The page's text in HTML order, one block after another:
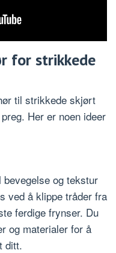
for strikkede
til strikkede skjørt
Her er noen ideer
og tekstur
ved å klippe tråder fra
ferdige frynser. Du
og materialer for å
ditt.